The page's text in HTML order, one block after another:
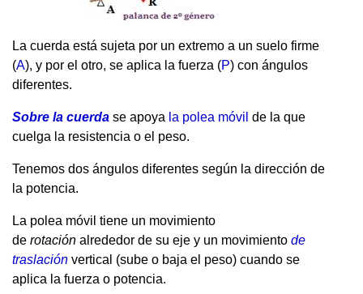
La cuerda está sujeta por un extremo a un suelo firme
(A), y por el otro, se aplica la fuerza (P) con ángulos
diferentes.
Sobre la cuerda se apoya la polea móvil de la que
cuelga la resistencia o el peso.
Tenemos dos ángulos diferentes según la dirección de
la potencia.
La polea móvil tiene un movimiento
de rotación alrededor de su eje y un movimiento de
traslación vertical (sube o baja el peso) cuando se
aplica la fuerza o potencia.